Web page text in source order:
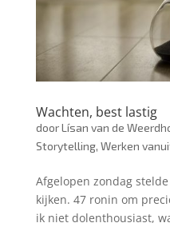
Wachten, best lastig
doorLísan van de
Storytelling, Werken
Afgelopen zondag
kijken. 47 ronin om
ik niet dolenthousiast,